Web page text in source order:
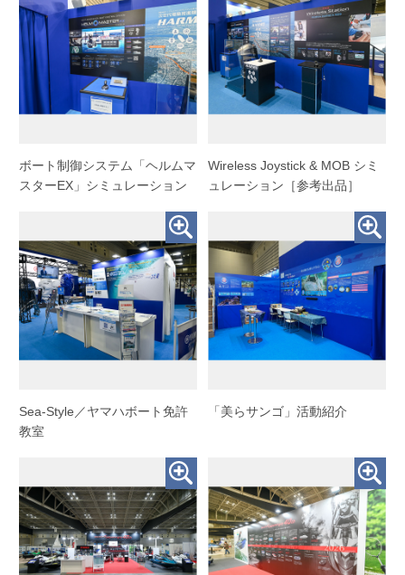
ボート制御システム「ヘルムマ
スターEX」シミュレーション
Wireless Joystick & MOB シミ
ュレーション［参考出品］
Sea-Style／ヤマハボート免許
教室
「美らサンゴ」活動紹介